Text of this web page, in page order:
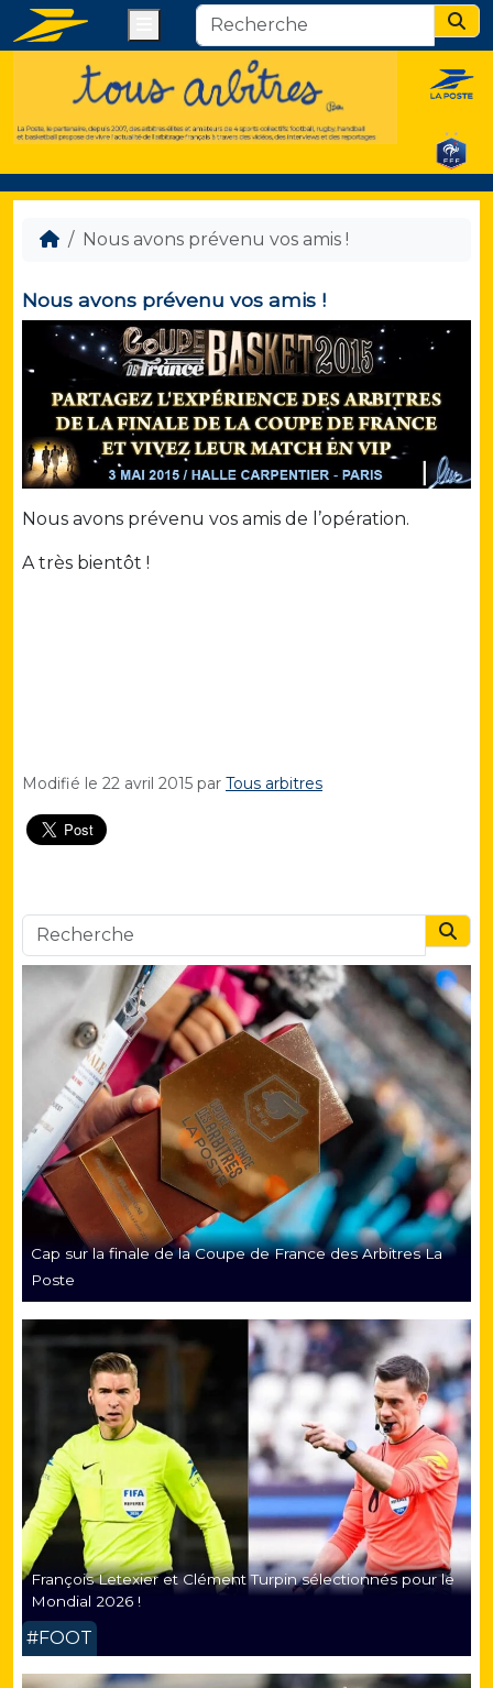
Nous avons prévenu vos amis !
Nous avons prévenu vos amis !
Nous avons prévenu vos amis de l’opération.
A très bientôt !
Modifié le 22 avril 2015 par Tous arbitres
Cap sur la finale de la Coupe de France des Arbitres La
Poste
François Letexier et Clément Turpin sélectionnés pour le
Mondial 2026 !
#FOOT